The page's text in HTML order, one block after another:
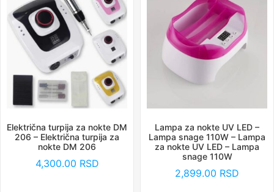
Električna turpija za nokte DM
206 – Električna turpija za
nokte DM 206
4,300.00 RSD
Lampa za nokte UV LED –
Lampa snage 110W – Lampa
za nokte UV LED – Lampa
snage 110W
2,899.00 RSD